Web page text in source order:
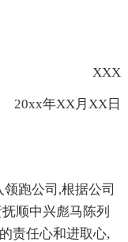
XXX
年XX月XX日
跑公司,根据公司
顺中兴彪马陈列
责任心和进取心,